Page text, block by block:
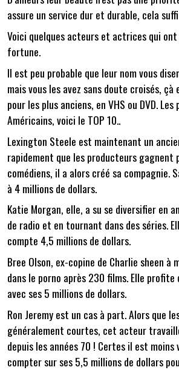
assure un service dur et durable, cela
Voici quelques acteurs et actrices qui
fortune.
Il est peu probable que leur nom vous
mais vous les avez sans doute croisés, çà
pour les plus anciens, en VHS ou DVD.
Américains, voici le TOP 10..
Lexington Steele est maintenant un
rapidement que les producteurs gagnent
comédiens, il a alors créé sa compagnie.
à 4 millions de dollars.
Katie Morgan, elle, a su se diversifier en
de radio et en tournant dans des séries.
compte 4,5 millions de dollars.
Bree Olson, ex-copine de Charlie sheen à
dans le porno après 230 films. Elle
avec ses 5 millions de dollars.
Ron Jeremy est un cas à part. Alors que
généralement courtes, cet acteur
depuis les années 70 ! Certes il est
compter sur ses 5,5 millions de dollars